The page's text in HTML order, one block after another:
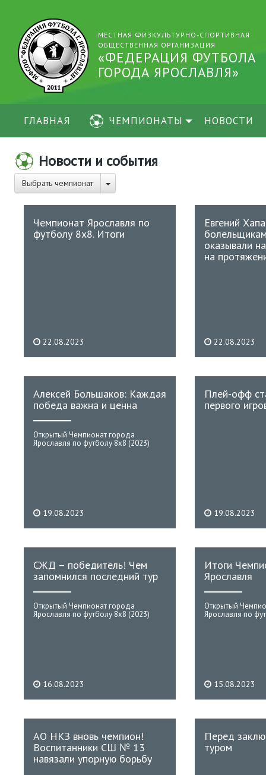
МЕСТНАЯ ФИЗКУЛЬТУРНО-СПОРТИВНАЯ
ОБЩЕСТВЕННАЯ ОРГАНИЗАЦИЯ
«ФЕДЕРАЦИЯ ФУТБОЛА
ГОРОДА ЯРОСЛАВЛЯ»
ГЛАВНАЯ ЧЕМПИОНАТЫ НОВОСТИ
Новости и события
Выбрать чемпионат
Чемпионат Ярославля по
футболу 8х8. Итоги
22.08.2023
Евгений
оказывали
на
22.08.2023
Алексей Большаков: Каждая
победа важна и ценна
Открытый Чемпионат города
Ярославля по футболу 8х8 (2023)
19.08.2023
Плей-офф
первого
19.08.2023
СЖД – победитель! Чем
запомнился последний тур
Открытый Чемпионат города
Ярославля по футболу 8х8 (2023)
16.08.2023
Итоги
Ярославля
Открытый
Ярославля по
15.08.2023
АО НКЗ вновь чемпион!
Воспитанники СШ № 13
навязали упорную борьбу
Перед
туром